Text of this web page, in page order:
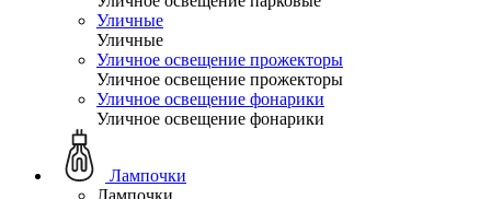
Уличные
Уличные
Уличное освещение прожекторы
Уличное освещение прожекторы
Уличное освещение фонарики
Уличное освещение фонарики
Лампочки
Лампочки